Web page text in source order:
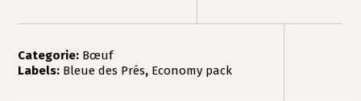
Categorie: Bœuf
Labels: Bleue des Prés, Economy pack